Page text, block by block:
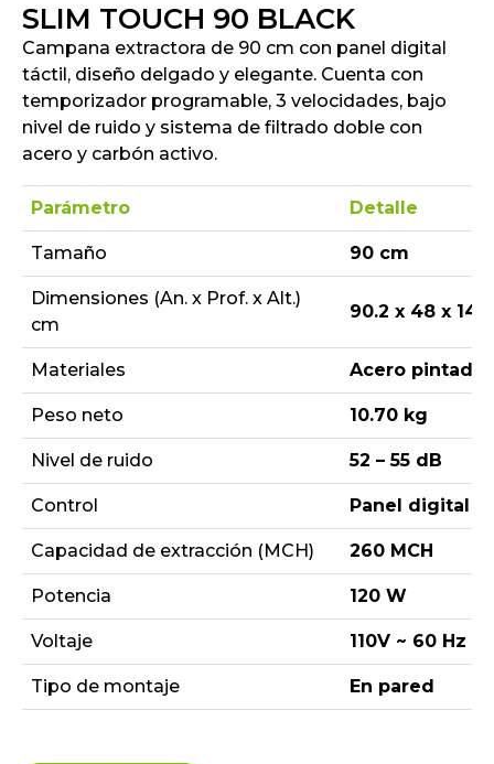
SLIM TOUCH 90 BLACK
Campana extractora de 90 cm con panel digital
táctil, diseño delgado y elegante. Cuenta con
temporizador programable, 3 velocidades, bajo
nivel de ruido y sistema de filtrado doble con
acero y carbón activo.
Parámetro Detalle
Tamaño 90 cm
Dimensiones (An. x Prof. x Alt.)
cm
90.2 x 48 x 14.7
Materiales Acero pintado
Peso neto 10.70 kg
Nivel de ruido 52 – 55 dB
Control Panel digital
Capacidad de extracción (MCH) 260 MCH
Potencia 120 W
Voltaje 110V ~ 60 Hz
Tipo de montaje En pared